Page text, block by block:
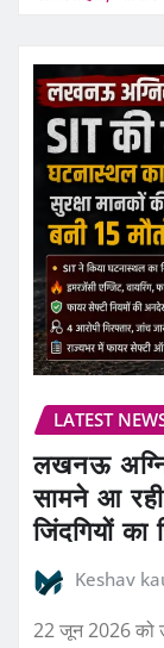
LATEST
लखनऊ
सामने आ रही
जिंदगियों का
Keshav
22 जून 2026 को